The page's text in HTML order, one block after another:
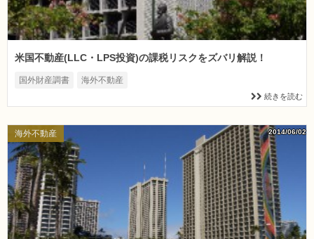
米国不動産(LLC・LPS投資)の課税リスクをズバリ解説！
国外財産調書 海外不動産
続きを読む
海外不動産 2014/06/02